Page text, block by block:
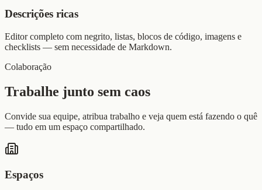
Descrições ricas
Editor completo com negrito, listas, blocos de código, imagens e
checklists — sem necessidade de Markdown.
Colaboração
Trabalhe junto sem caos
Convide sua equipe, atribua trabalho e veja quem está fazendo o quê
— tudo em um espaço compartilhado.
Espaços